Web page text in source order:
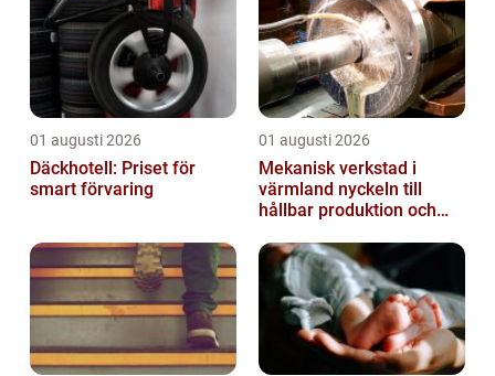
01 augusti 2026
Däckhotell: Priset för
smart förvaring
01 augusti 2026
Mekanisk verkstad i
värmland nyckeln till
hållbar produktion och